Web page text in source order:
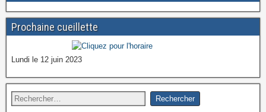
Prochaine cueillette
Lundi le 12 juin 2023